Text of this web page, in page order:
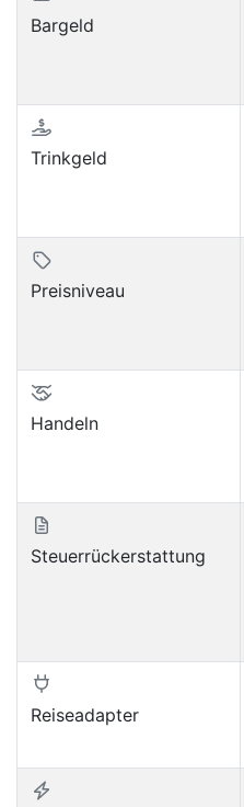
Bargeld
Trinkgeld
Preisniveau
Handeln
Steuerrückerstattung
Reiseadapter